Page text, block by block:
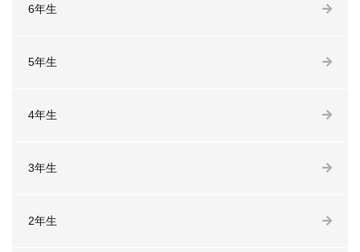
6年生
5年生
4年生
3年生
2年生